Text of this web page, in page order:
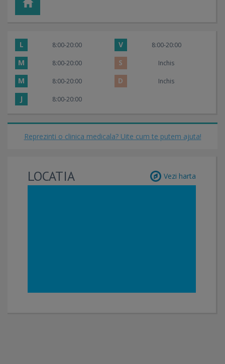
L 8:00-20:00 V 8:00-20:00
M 8:00-20:00 S Inchis
M 8:00-20:00 D Inchis
J 8:00-20:00
Reprezinti o clinica medicala? Uite cum te putem ajuta!
LOCATIA Vezi harta